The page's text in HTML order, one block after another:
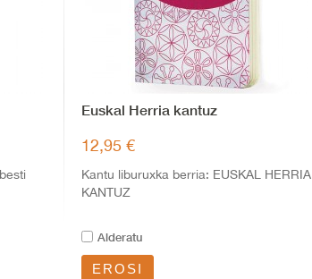
Euskal Herria kantuz
12,95 €
Kantu liburuxka berria: EUSKAL HERRIA
KANTUZ
Alderatu
EROSI